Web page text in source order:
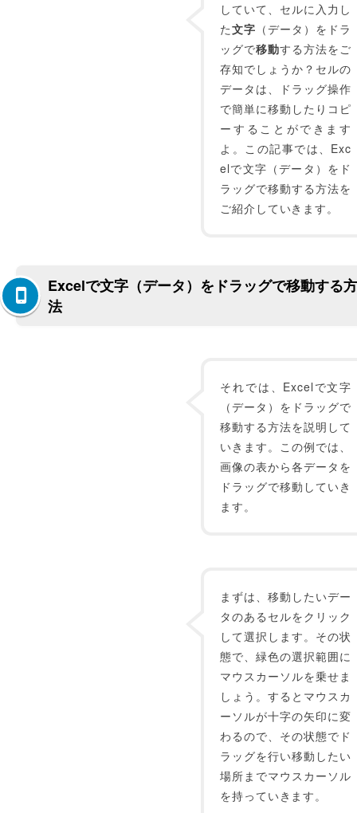
していて、セルに入力し
た文字 （データ）をドラ
ッグで移動する方法をご
存知でしょうか？セルの
データは、ドラッグ操作
で簡単に移動したりコピ
ーすることができます
よ。この記事では、Exc
elで文字（データ）をド
ラッグで移動する方法を
ご紹介していきます。
Excelで文字（データ）をドラッグで移動する方
法
それでは、Excelで文字
（データ）をドラッグで
移動する方法を説明して
いきます。この例では、
画像の表から各データを
ドラッグで移動していき
ます。
まずは、移動したいデー
タのあるセルをクリック
して選択します。その状
態で、緑色の選択範囲に
マウスカーソルを乗せま
しょう。するとマウスカ
ーソルが十字の矢印に変
わるので、その状態でド
ラッグを行い移動したい
場所までマウスカーソル
を持っていきます。